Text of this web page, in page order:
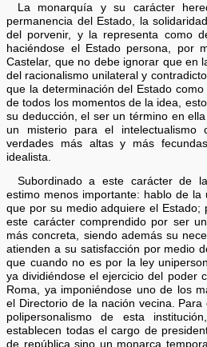
La monarquía y su carácter
permanencia del Estado, la
del porvenir, y la representa como
haciéndose el Estado persona, por
Castelar, que no debe ignorar que en
del racionalismo unilateral y
que la determinación del Estado
de todos los momentos de la idea,
su deducción, el ser un término en
un misterio para el intelectualismo
verdades más altas y más
idealista.
Subordinado a este carácter de
estimo menos importante: hablo de la
que por su medio adquiere el Estado;
este carácter comprendido por ser
más concreta, siendo además su
atienden a su satisfacción por medio
que cuando no es por la ley
ya dividiéndose el ejercicio del poder
Roma, ya imponiéndose uno de los
el Directorio de la nación vecina. Para
polipersonalismo de esta
establecen todas el cargo de
de república sino un monarca